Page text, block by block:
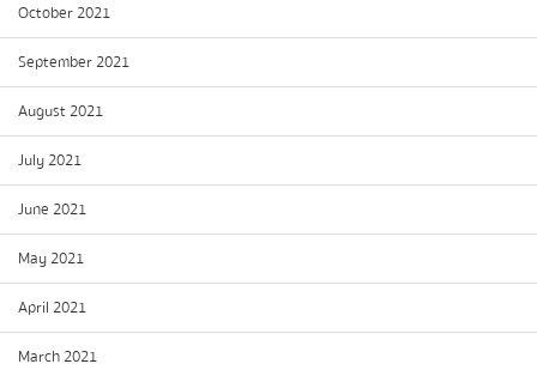
October 2021
September 2021
August 2021
July 2021
June 2021
May 2021
April 2021
March 2021